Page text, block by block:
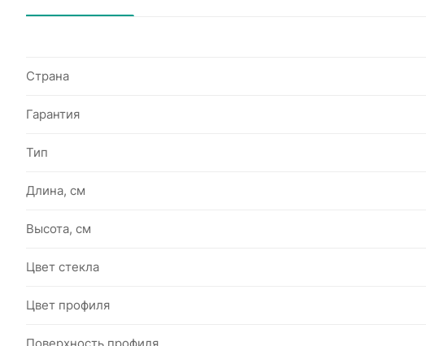
Страна
Гарантия
Тип
Длина, см
Высота, см
Цвет стекла
Цвет профиля